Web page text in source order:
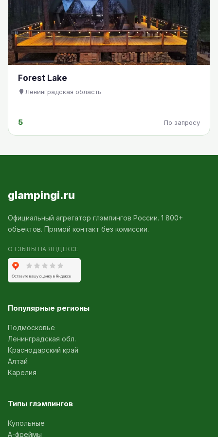
Forest Lake
Ленинградская область
5 По запросу
glampingi.ru
Официальный агрегатор глэмпингов России. 1 800+
объектов. Прямой контакт без комиссии.
ОТЗЫВЫ НА ЯНДЕКСЕ
Популярные регионы
Подмосковье
Ленинградская обл.
Краснодарский край
Алтай
Карелия
Типы глэмпингов
Купольные
А-фреймы